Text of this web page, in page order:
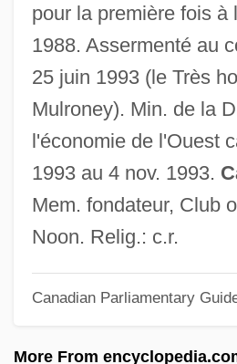
pour la première fois à
1988. Assermenté au
25 juin 1993 (le Très
Mulroney). Min. de la
l'économie de l'Ouest
1993 au 4 nov. 1993.
Mem. fondateur, Club
Noon. Relig.: c.r.
Canadian Parliamentary
More From
Schneider, Elizabeth M.
Schneider, Claudine (1947–)
Schneider, Christine M. 1971–
Schneider, Ben Ross, Jr.
Schneider, Barbara
Schneider, Alexander